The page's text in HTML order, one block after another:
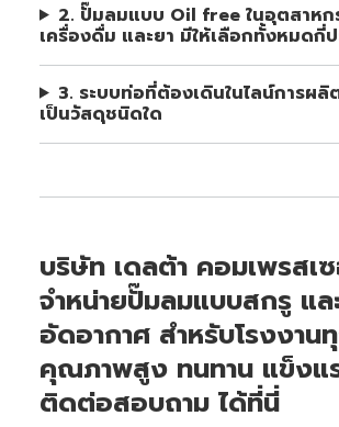
2. ปั๊มลมแบบ Oil free ในอุตสาหก
เครื่องดื่ม และยา มีให้เลือกทั้งหมดกี่ป
3. ระบบท่อที่ต้องเดินในไลน์การผลิ
เป็นวัสดุชนิดใด
บริษัท เดลต้า คอมเพรสเ
จำหน่ายปั๊มลมแบบสกรู แล
อัดอากาศ สำหรับโรงงาน
คุณภาพสูง ทนทาน แข็งแ
ติดต่อสอบถาม ได้ที่นี่